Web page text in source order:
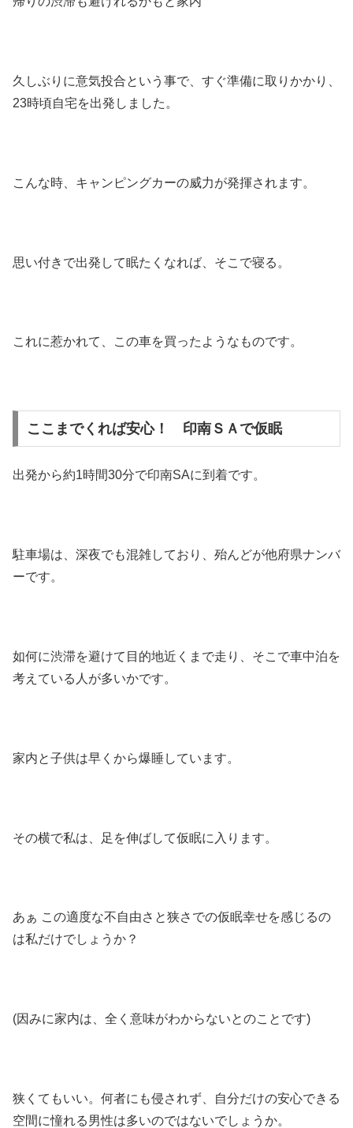
久しぶりに意気投合という事で、すぐ準備に取りかかり、
23時頃自宅を出発しました。
こんな時、キャンピングカーの威力が発揮されます。
思い付きで出発して眠たくなれば、そこで寝る。
これに惹かれて、この車を買ったようなものです。
ここまでくれば安心！ 印南ＳＡで仮眠
出発から約1時間30分で印南SAに到着です。
駐車場は、深夜でも混雑しており、殆んどが他府県ナンバ
ーです。
如何に渋滞を避けて目的地近くまで走り、そこで車中泊を
考えている人が多いかです。
家内と子供は早くから爆睡しています。
その横で私は、足を伸ばして仮眠に入ります。
あぁ この適度な不自由さと狭さでの仮眠幸せを感じるの
は私だけでしょうか？
(因みに家内は、全く意味がわからないとのことです)
狭くてもいい。何者にも侵されず、自分だけの安心できる
空間に憧れる男性は多いのではないでしょうか。